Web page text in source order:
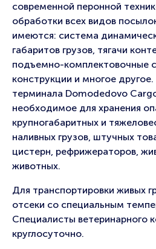
современной перонной
обработки всех видов
имеются: система
габаритов грузов, тягачи
подъемно-комплектовочные
конструкции и многое
терминала Domodedovo
необходимое для хранения
крупногабаритных и
наливных грузов, штучных
цистерн, рефрижераторов,
животных.
Для транспортировки живых
отсеки со специальным
Специалисты ветеринарного
круглосуточно.